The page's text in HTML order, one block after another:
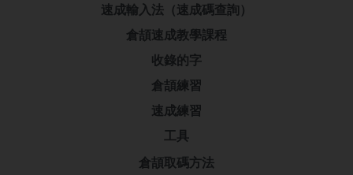
速成輸入法（速成碼查詢）
倉頡速成教學課程
收錄的字
倉頡練習
速成練習
工具
倉頡取碼方法